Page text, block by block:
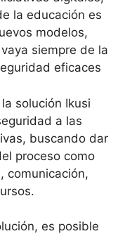
la educación es
modelos,
siempre de la
eficaces
solución Ikusi
a las
buscando dar
proceso como
comunicación,
es posible